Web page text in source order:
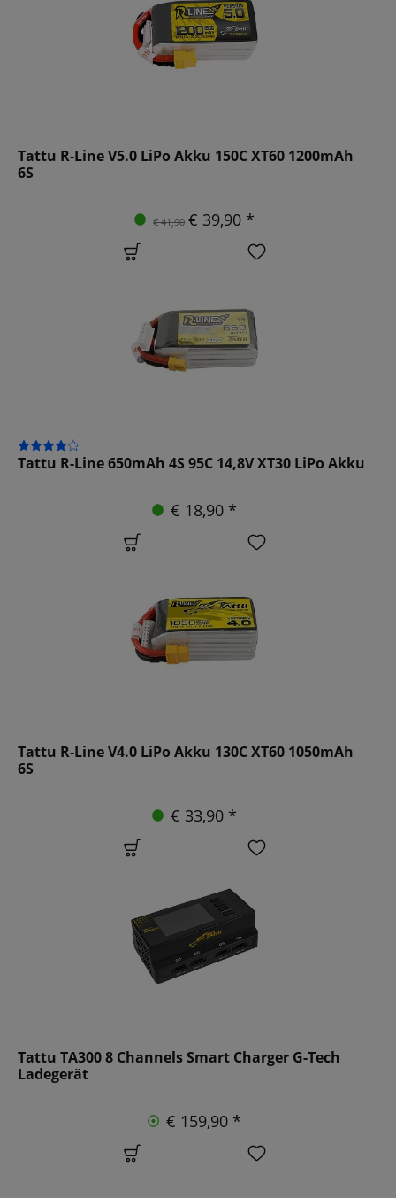
Tattu R-Line V5.0 LiPo Akku 150C XT60 1200mAh
6S
€ 41,90 € 39,90 *
Tattu R-Line 650mAh 4S 95C 14,8V XT30 LiPo Akku
€ 18,90 *
Tattu R-Line V4.0 LiPo Akku 130C XT60 1050mAh
6S
€ 33,90 *
Tattu TA300 8 Channels Smart Charger G-Tech
Ladegerät
€ 159,90 *